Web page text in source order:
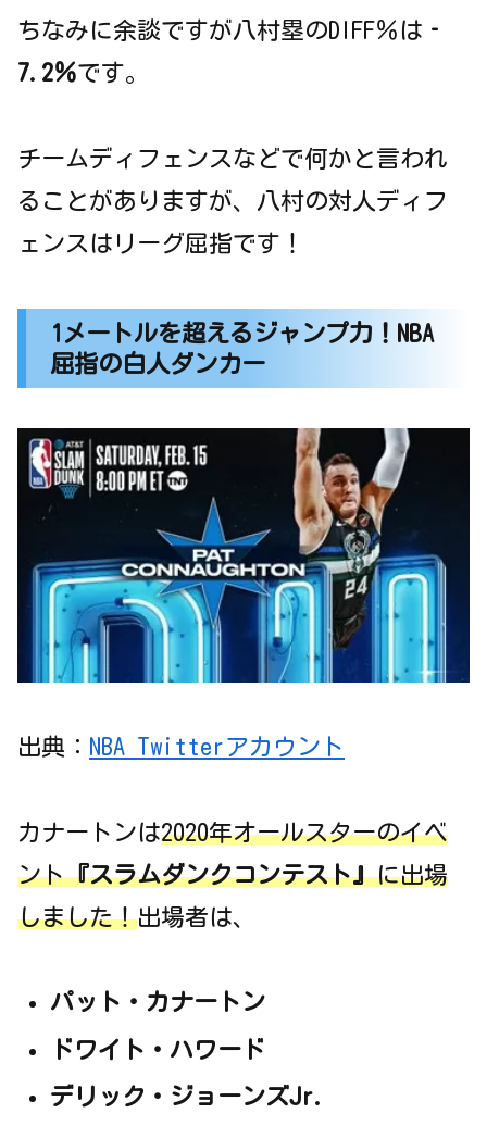
ちなみに余談ですが八村塁のDIFF％は ‐
7.2％です。
チームディフェンスなどで何かと言われ
ることがありますが、八村の対人ディフ
ェンスはリーグ屈指です！
1メートルを超えるジャンプ力！NBA
屈指の白人ダンカー
出典： NBA Twitterアカウント
カナートンは2020年オールスターのイベ
ント『スラムダンクコンテスト』に出場
しました！出場者は、
パット・カナートン
ドワイト・ハワード
デリック・ジョーンズJr.